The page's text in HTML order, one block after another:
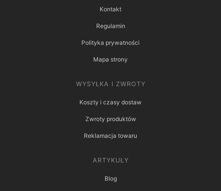
Kontakt
Regulamin
Polityka prywatności
Mapa strony
WYSYŁKA I ZWROTY
Koszty i czasy dostaw
Zwroty produktów
Reklamacja towaru
ARTYKUŁY
Blog